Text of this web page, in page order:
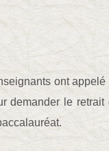
ont
demander le